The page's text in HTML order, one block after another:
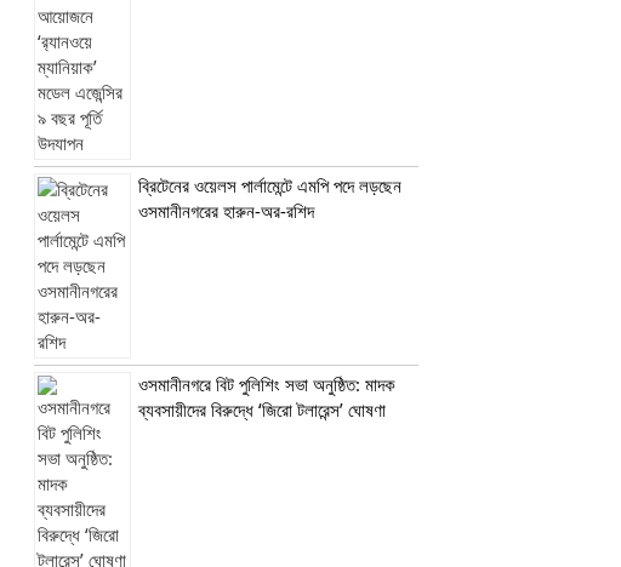
ব্রিটেনের ওয়েলস পার্লামেন্টে এমপি পদে লড়ছেন
ওসমানীনগরের হারুন-অর-রশিদ
ওসমানীনগরে বিট পুলিশিং সভা অনুষ্ঠিত: মাদক
ব্যবসায়ীদের বিরুদ্ধে ‘জিরো টলারেন্স’ ঘোষণা